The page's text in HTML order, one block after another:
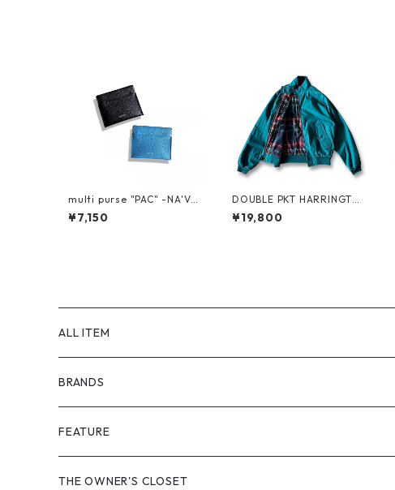
multi purse "PAC" -NA'VV
Y-
¥7,150
DOUBLE PKT HARRINGTO
N JKT by LANDS'END
¥19,800
ALL ITEM
BRANDS
GHOST ALMOSTBLACK
PRODUCT TWELVE
FEATURE
NEW VINTAGE
THE OWNER'S CLOSET